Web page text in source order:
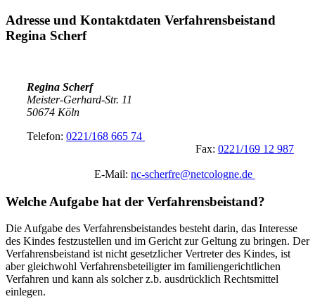
Adresse und Kontaktdaten Verfahrensbeistand
Regina Scherf
Regina Scherf
Meister-Gerhard-Str. 11
50674 Köln
Telefon: 0221/168 665 74
Fax: 0221/169 12 987
E-Mail: nc-scherfre@netcologne.de
Welche Aufgabe hat der Verfahrensbeistand?
Die Aufgabe des Verfahrensbeistandes besteht darin, das Interesse
des Kindes festzustellen und im Gericht zur Geltung zu bringen. Der
Verfahrensbeistand ist nicht gesetzlicher Vertreter des Kindes, ist
aber gleichwohl Verfahrensbeteiligter im familiengerichtlichen
Verfahren und kann als solcher z.b. ausdrücklich Rechtsmittel
einlegen.